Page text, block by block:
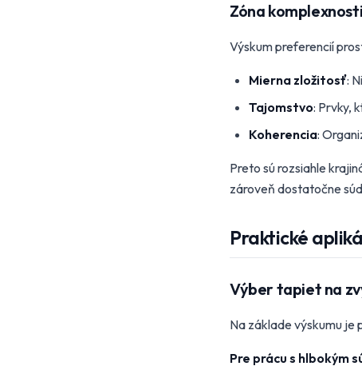
Zóna
Výskum preferencií
Mierna zložitosť:
Tajomstvo: Prvky,
Koherencia:
Preto sú rozsiahle
zároveň dostatočne
Praktické
Výber tapiet na
Na základe výskumu
Pre prácu s hlbokým